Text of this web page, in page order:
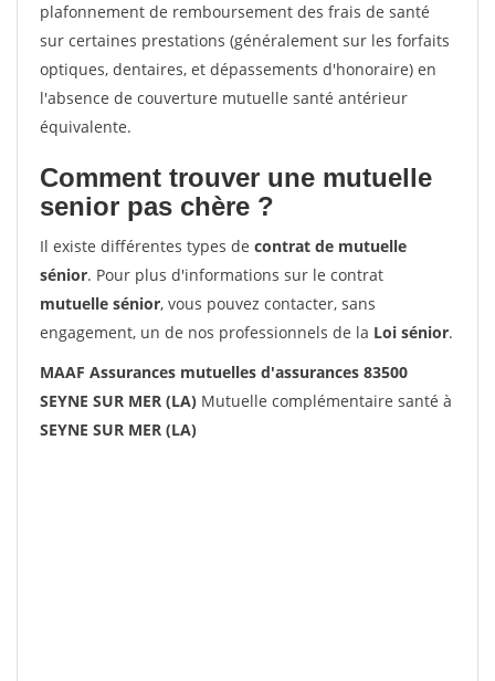
plafonnement de remboursement des frais de santé
sur certaines prestations (généralement sur les forfaits
optiques, dentaires, et dépassements d'honoraire) en
l'absence de couverture mutuelle santé antérieur
équivalente.
Comment trouver une mutuelle
senior pas chère ?
Il existe différentes types de contrat de mutuelle
sénior. Pour plus d'informations sur le contrat
mutuelle sénior, vous pouvez contacter, sans
engagement, un de nos professionnels de la Loi sénior.
MAAF Assurances mutuelles d'assurances 83500
SEYNE SUR MER (LA) Mutuelle complémentaire santé à
SEYNE SUR MER (LA)